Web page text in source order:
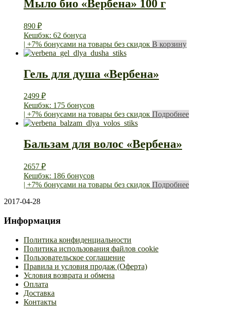
Мыло био «Вербена» 100 г
890 ₽
Кешбэк: 62 бонуса
| +7% бонусами на товары без скидок В корзину
Гель для душа «Вербена»
2499 ₽
Кешбэк: 175 бонусов
| +7% бонусами на товары без скидок Подробнее
Бальзам для волос «Вербена»
2657 ₽
Кешбэк: 186 бонусов
| +7% бонусами на товары без скидок Подробнее
2017-04-28
Информация
Политика конфиденциальности
Политика использования файлов cookie
Пользовательское соглашение
Правила и условия продаж (Оферта)
Условия возврата и обмена
Оплата
Доставка
Контакты